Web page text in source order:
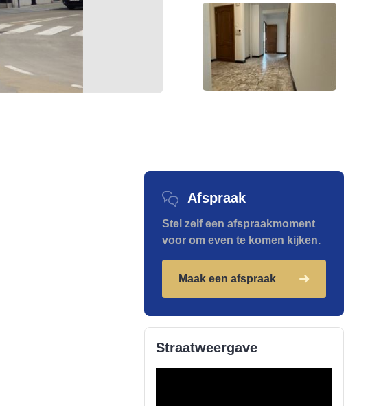
Afspraak
Stel zelf een afspraakmoment
voor om even te komen kijken.
Maak een afspraak
Straatweergave